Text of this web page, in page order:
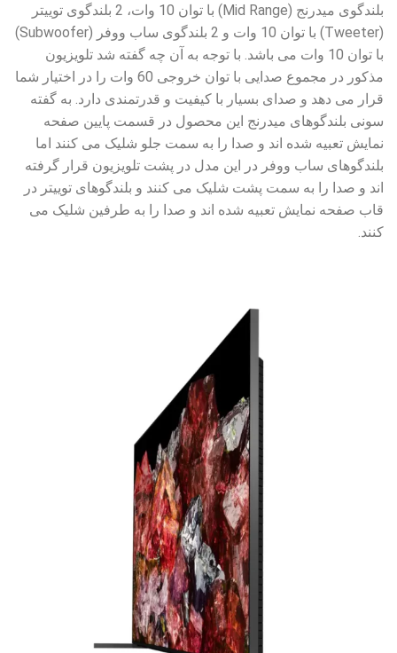
بلندگوی میدرنج (Mid Range) با توان 10 وات، 2 بلندگوی توییتر
(Tweeter) با توان 10 وات و 2 بلندگوی ساب ووفر (Subwoofer)
با توان 10 وات می باشد. با توجه به آن چه گفته شد تلویزیون
مذکور در مجموع صدایی با توان خروجی 60 وات را در اختیار شما
قرار می دهد و صدای بسیار با کیفیت و قدرتمندی دارد. به گفته
سونی بلندگوهای میدرنج این محصول در قسمت پایین صفحه
نمایش تعبیه شده اند و صدا را به سمت جلو شلیک می کنند اما
بلندگوهای ساب ووفر در این مدل در پشت تلویزیون قرار گرفته
اند و صدا را به سمت پشت شلیک می کنند و بلندگوهای توییتر در
قاب صفحه نمایش تعبیه شده اند و صدا را به طرفین شلیک می
کنند.